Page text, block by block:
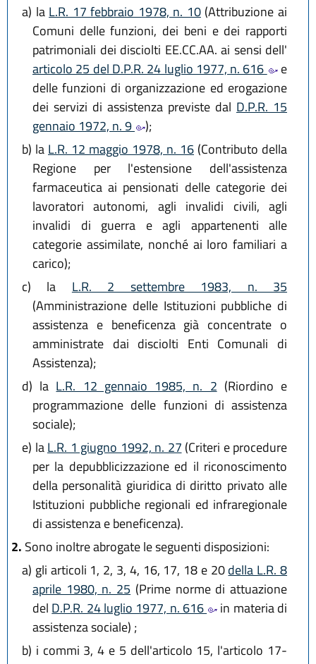
a) la L.R. 17 febbraio 1978, n. 10(Attribuzione ai
Comuni delle funzioni, dei beni e dei rapporti
patrimoniali dei disciolti EE.CC.AA. ai sensi dell'
articolo 25 del D.P.R. 24 luglio 1977, n. 616
e
delle funzioni di organizzazione ed erogazione
dei servizi di assistenza previste dal D.P.R. 15
gennaio 1972, n. 9
);
b) la L.R. 12 maggio 1978, n. 16 (Contributo della
Regione per l'estensione dell'assistenza
farmaceutica ai pensionati delle categorie dei
lavoratori autonomi, agli invalidi civili, agli
invalidi di guerra e agli appartenenti alle
categorie assimilate, nonché ai loro familiari a
carico);
c)
la L.R. 2 settembre 1983, n. 35
(Amministrazione delle Istituzioni pubbliche di
assistenza e beneficenza già concentrate o
amministrate dai disciolti Enti Comunali di
Assistenza);
d) la L.R. 12 gennaio 1985, n. 2 (Riordino e
programmazione delle funzioni di assistenza
sociale);
e) laL.R. 1 giugno 1992, n. 27 (Criteri e procedure
per la depubblicizzazione ed il riconoscimento
della personalità giuridica di diritto privato alle
Istituzioni pubbliche regionali ed infraregionale
di assistenza e beneficenza).
2. Sono inoltre abrogate le seguenti disposizioni:
a) gli articoli 1, 2, 3, 4, 16, 17, 18 e 20della L.R. 8
aprile 1980, n. 25 (Prime norme di attuazione
del D.P.R. 24 luglio 1977, n. 616
in materia di
assistenza sociale) ;
b) i commi 3, 4 e 5 dell'articolo 15, l'articolo 17-